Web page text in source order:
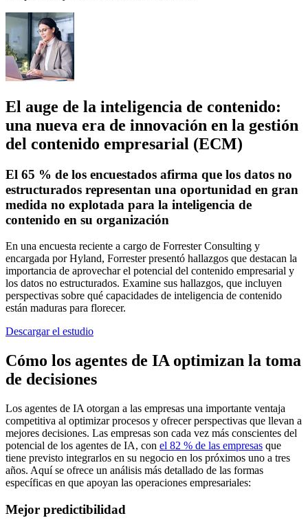
El auge de la inteligencia de contenido:
una nueva era de innovación en la gestión
del contenido empresarial (ECM)
El 65 % de los encuestados afirma que los datos no
estructurados representan una oportunidad en gran
medida no explotada para la inteligencia de
contenido en su organización
En una encuesta reciente a cargo de Forrester Consulting y
encargada por Hyland, Forrester presentó hallazgos que destacan la
importancia de aprovechar el potencial del contenido empresarial y
los datos no estructurados. Examine sus hallazgos, que incluyen
perspectivas sobre qué capacidades de inteligencia de contenido
están maduras para florecer.
Descargar el estudio
Cómo los agentes de IA optimizan la toma
de decisiones
Los agentes de IA otorgan a las empresas una importante ventaja
competitiva al optimizar procesos y ofrecer perspectivas que llevan a
mejores decisiones. Las empresas son cada vez más conscientes del
potencial de los agentes de IA, con el 82 % de las empresas que
tiene previsto integrarlos en su negocio en los próximos uno a tres
años. Aquí se ofrece un análisis más detallado de las formas
específicas en que apoyan las operaciones empresariales:
Mejor predictibilidad